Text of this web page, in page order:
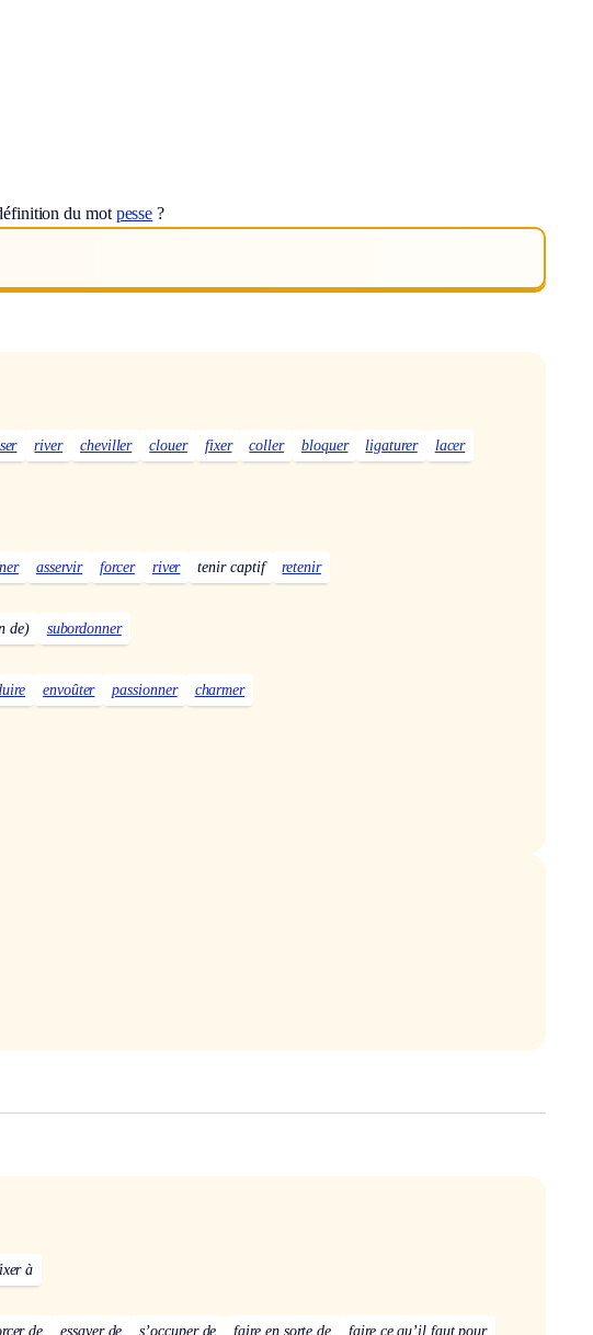
du mot pesse ?
river cheviller clouer fixer coller bloquer ligaturer lacer
asservir forcer river tenir captif retenir
de) subordonner
envoûter passionner charmer
à
de essayer de s’occuper de faire en sorte de
faire ce qu’il faut pour